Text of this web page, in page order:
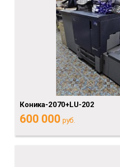
Коника-2070+LU-202
600 000 руб.